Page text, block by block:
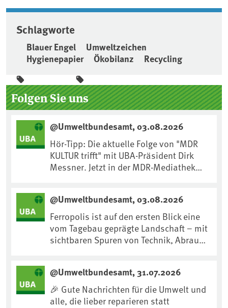
Schlagworte
Blauer Engel
Umweltzeichen
Hygienepapier
Ökobilanz Recycling
Seitenleiste
Folgen Sie uns
@Umweltbundesamt, 03.08.2026
Hör-Tipp: Die aktuelle Folge von "MDR
KULTUR trifft" mit UBA-Präsident Dirk
Messner. Jetzt in der MDR-Mediathek
fft/dirk-messner-audio-100.html
@Umweltbundesamt, 03.08.2026
Ferropolis ist auf den ersten Blick eine
vom Tagebau geprägte Landschaft – mit
sichtbaren Spuren von Technik, Abraum
nur ihre bergbauliche Vergangenheit.
Hier lässt sich beobachten, wie sich aus
Kippenflächen lebendige Böden
@Umweltbundesamt, 31.07.2026
🎉 Gute Nachrichten für die Umwelt und
alle, die lieber reparieren statt